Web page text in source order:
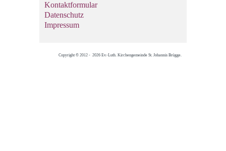
Kontaktformular
Datenschutz
Impressum
Copyright © 2012 - 2026 Ev.-Luth. Kirchengemeinde St. Johannis Brügge.